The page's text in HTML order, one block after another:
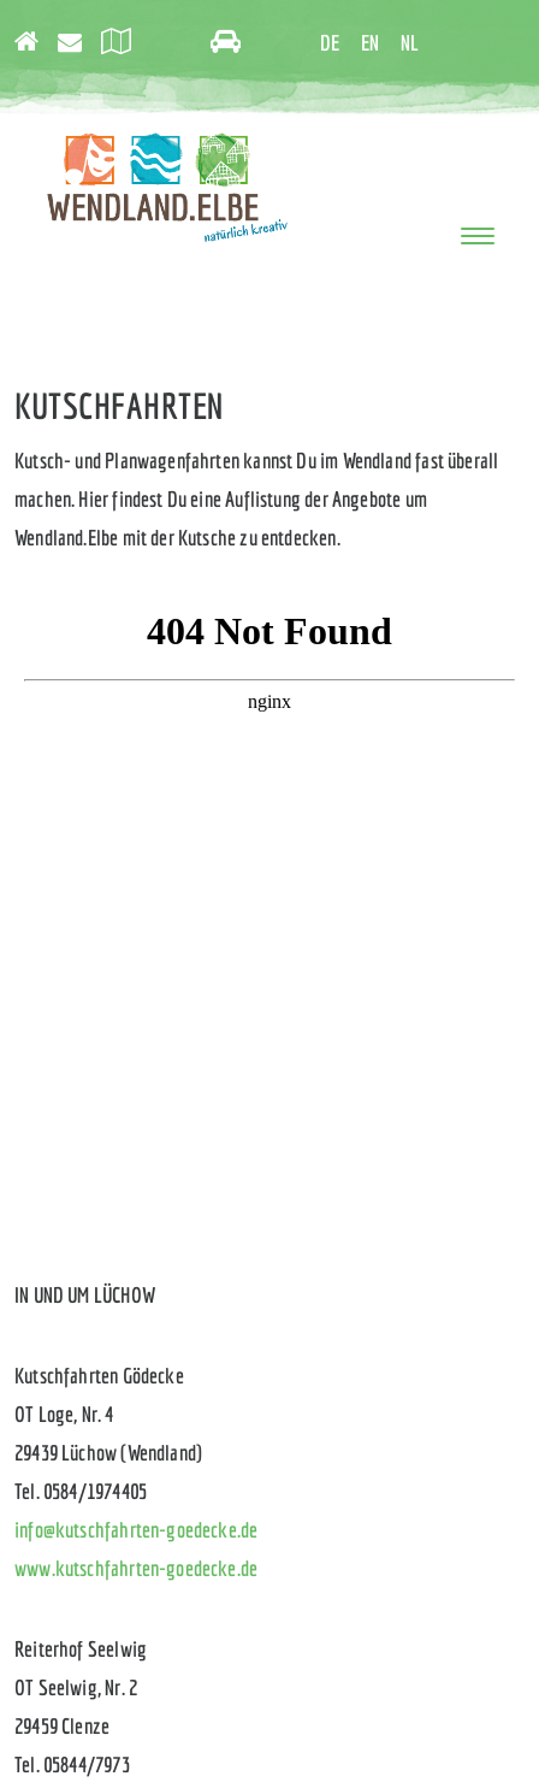
DE EN NL
Toggle
KUTSCHFAHRTEN
Kutsch- und Planwagenfahrten kannst Du im Wendland fast überall
machen. Hier findest Du eine Auflistung der Angebote um
Wendland.Elbe mit der Kutsche zu entdecken.
IN UND UM LÜCHOW
Kutschfahrten Gödecke
OT Loge, Nr. 4
29439 Lüchow (Wendland)
Tel. 0584/1974405
info@kutschfahrten-goedecke.de
www.kutschfahrten-goedecke.de
Reiterhof Seelwig
OT Seelwig, Nr. 2
29459 Clenze
Tel. 05844/7973